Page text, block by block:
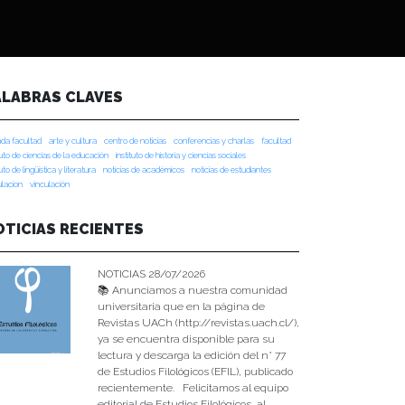
CLAVES
facultad arte y cultura centro de noticias conferencias y charlas
facultad
de ciencias de la educación
instituto de historia y ciencias sociales
de lingüística y literatura
noticias de académicos
noticias de estudiantes
vinculación
RECIENTES
NOTICIAS 28/07/2026
📚 Anunciamos a nuestra comunidad
universitaria que en la página de
Revistas UACh (http://revistas.uach.cl/),
ya se encuentra disponible para su
lectura y descarga la edición del n° 77
de Estudios Filológicos (EFIL), publicado
recientemente. Felicitamos al equipo